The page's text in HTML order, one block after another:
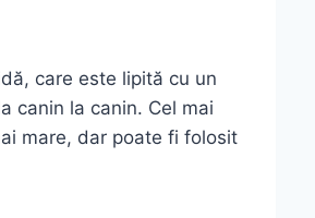
care este lipită cu un
canin la canin. Cel mai
mare, dar poate fi folosit